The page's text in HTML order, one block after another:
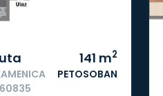
141 m2
PETOSOBAN